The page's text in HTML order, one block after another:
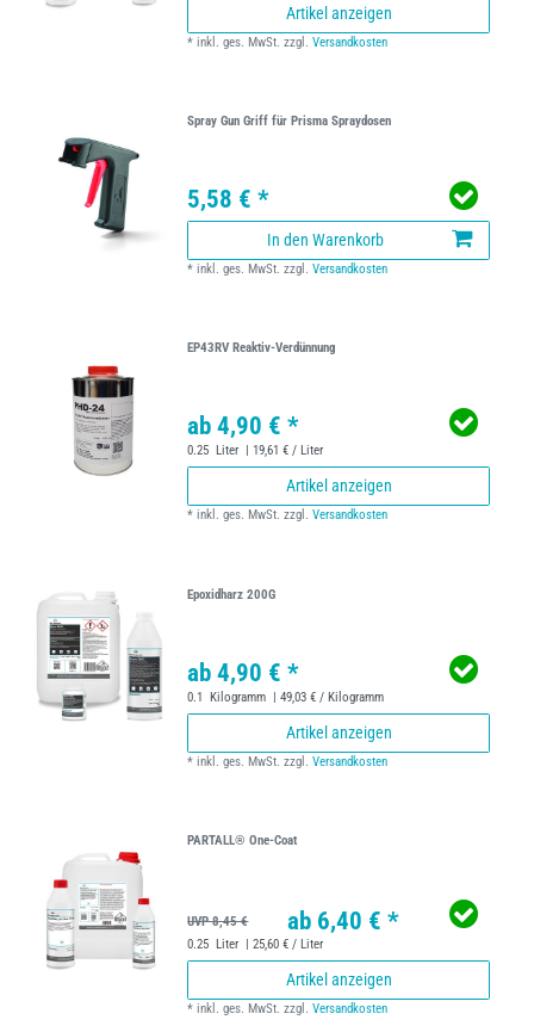
Artikel anzeigen
*inkl. ges. MwSt. zzgl.Versandkosten
Spray Gun Griff für Prisma Spraydosen
5,58 € *
In den Warenkorb
*inkl. ges. MwSt. zzgl.Versandkosten
EP43RV Reaktiv-Verdünnung
ab 4,90 € *
0.25 Liter | 19,61 € / Liter
Artikel anzeigen
*inkl. ges. MwSt. zzgl.Versandkosten
Epoxidharz 200G
ab 4,90 € *
0.1 Kilogramm | 49,03 € / Kilogramm
Artikel anzeigen
*inkl. ges. MwSt. zzgl.Versandkosten
PARTALL® One-Coat
UVP 8,45 € ab 6,40 € *
0.25 Liter | 25,60 € / Liter
Artikel anzeigen
*inkl. ges. MwSt. zzgl.Versandkosten